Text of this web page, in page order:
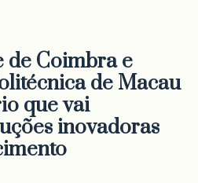
Coimbra e
de Macau
que vai
inovadoras